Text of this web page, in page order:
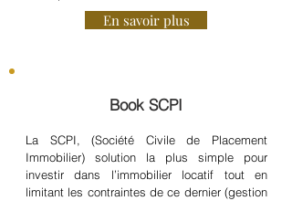
En savoir plus
Book SCPI
La SCPI, (Société Civile de Placement
Immobilier) solution la plus simple pour
investir dans l’immobilier locatif tout en
limitant les contraintes de ce dernier (gestion